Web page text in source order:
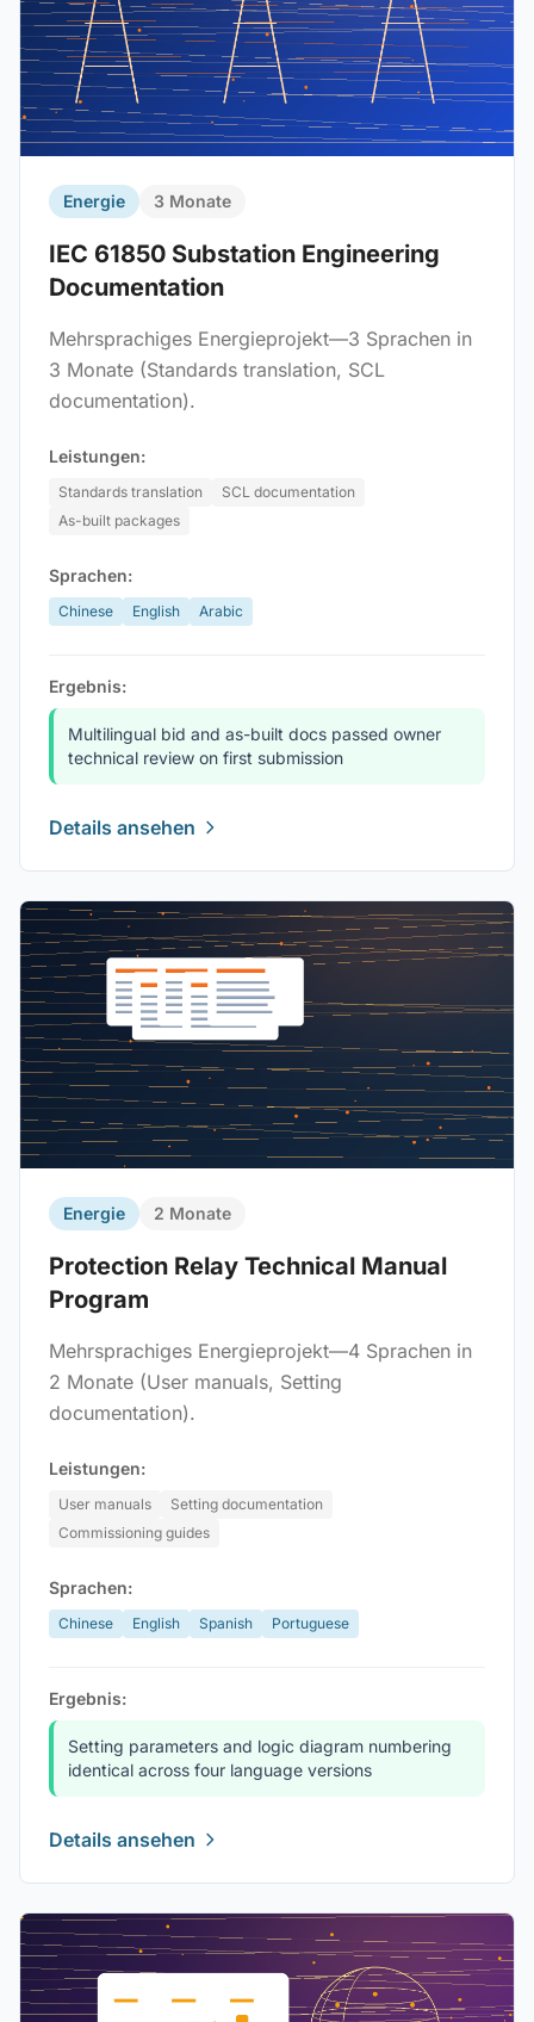
Energie 3 Monate
IEC 61850 Substation Engineering
Documentation
Mehrsprachiges Energieprojekt—3 Sprachen in
3 Monate (Standards translation, SCL
documentation).
Leistungen:
Standards translation
SCL documentation
As-built packages
Sprachen:
Chinese English Arabic
Ergebnis:
Multilingual bid and as-built docs passed owner
technical review on first submission
Details ansehen
Energie 2 Monate
Protection Relay Technical Manual
Program
Mehrsprachiges Energieprojekt—4 Sprachen in
2 Monate (User manuals, Setting
documentation).
Leistungen:
User manuals
Setting documentation
Commissioning guides
Sprachen:
Chinese English Spanish Portuguese
Ergebnis:
Setting parameters and logic diagram numbering
identical across four language versions
Details ansehen